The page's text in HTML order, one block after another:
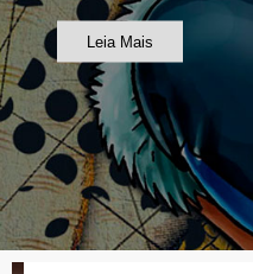
Leia Mais